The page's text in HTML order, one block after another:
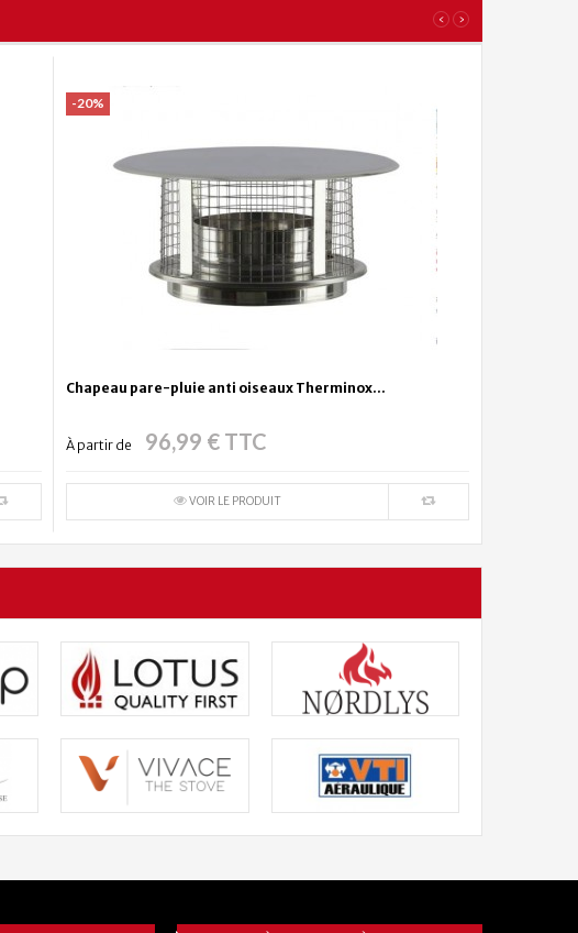
‹ ›
-20%
Chapeau pare-pluie anti oiseaux Therminox...
À partir de 96,99 € TTC
VOIR LE PRODUIT